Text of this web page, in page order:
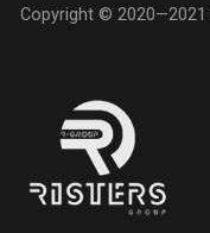
Copyright © 2020—2021